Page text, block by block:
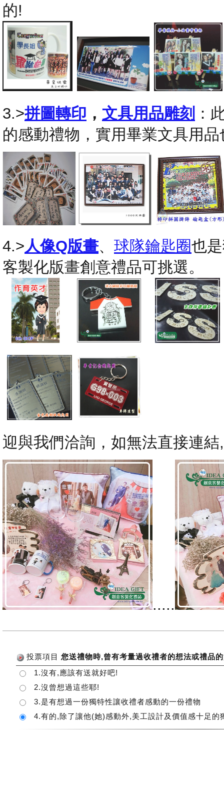
的!
3.>拼圖轉印 ， 文具用品雕刻 ：
的感動禮物，實用畢業文具用
4.>人像Q版畫、 球隊鑰匙圈也
客製化版畫創意禮品可挑選。
迎與我們洽詢，如無法直接連
.....